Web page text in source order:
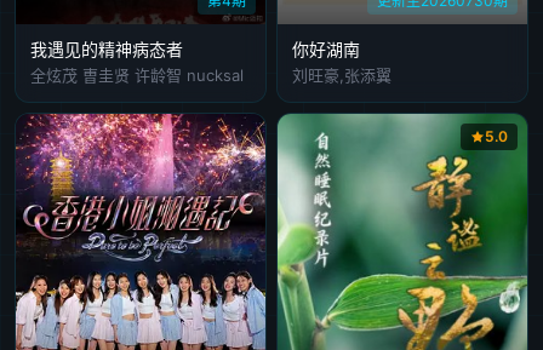
我遇见的精神病态者
全炫茂 曺圭贤 许龄智 nucksal
你好湖南
刘旺豪,张添翼
5.0